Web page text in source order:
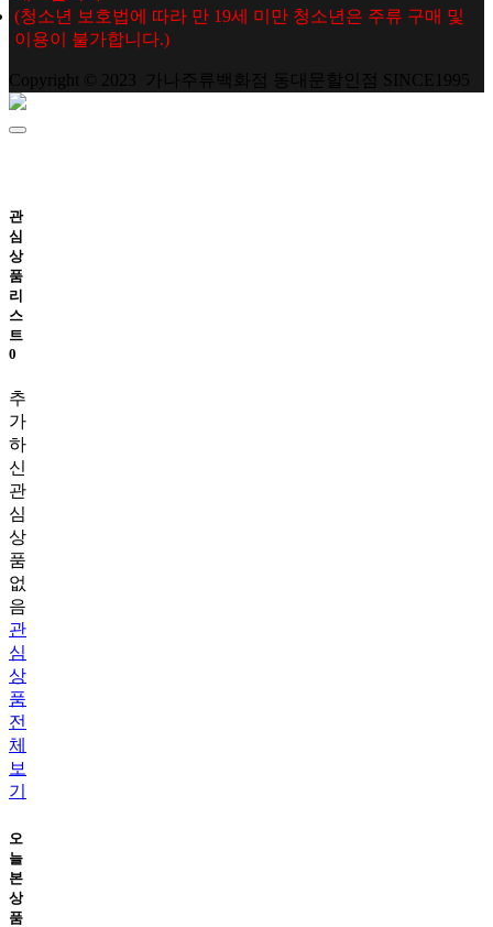
(청소년 보호법에 따라 만 19세 미만 청소년은 주류 구매 및
이용이 불가합니다.)
Copyright © 2023 가나주류백화점 동대문할인점 SINCE1995
관
심
상
품
리
스
트
0
추
가
하
신
관
심
상
품
없
음
관
심
상
품
전
체
보
기
오
늘
본
상
품